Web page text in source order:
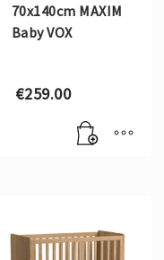
70x140cm MAXIM
Baby VOX
€259.00